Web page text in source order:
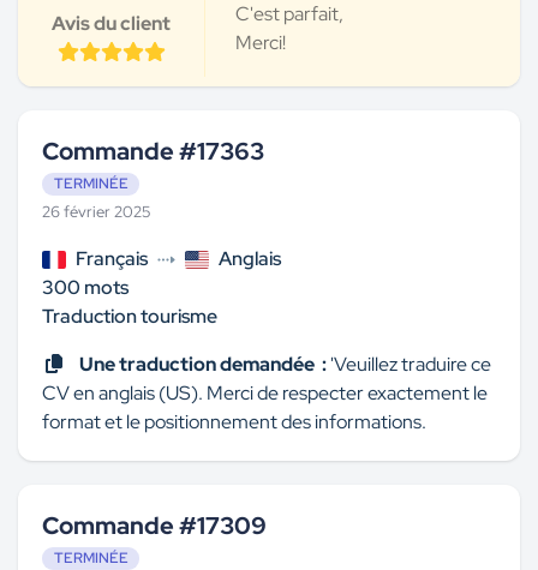
Avis du client
C'est parfait,
Merci!
Commande #17363
TERMINÉE
26 février 2025
Français
Anglais
300 mots
Traduction tourisme
Une traduction demandée :'Veuillez traduire ce
CV en anglais (US). Merci de respecter exactement le
format et le positionnement des informations.
Commande #17309
TERMINÉE